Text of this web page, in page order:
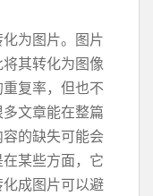
为图片。图片
其转化为图像
复率，但也不
文章能在整篇
的缺失可能会
某些方面，它
成图片可以避